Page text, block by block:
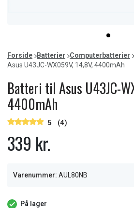
item
0
of
1
Forside Batterier Computerbatterier
Asus U43JC-WX059V, 14,8V, 4400mAh
Batteri til Asus U43JC-
4400mAh
5 (4)
339 kr.
Varenummer: AUL80NB
På lager